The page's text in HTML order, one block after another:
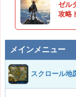
ゼル
攻略
メインメニュー
スクロール地